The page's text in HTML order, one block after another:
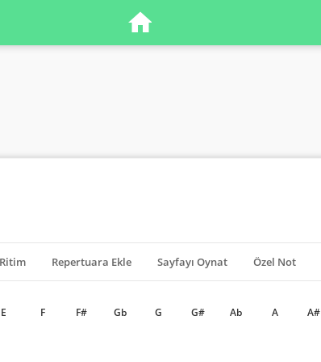
Ritim Repertuara Ekle Sayfayı Oynat Özel Not
E F F# Gb G G# Ab A A#